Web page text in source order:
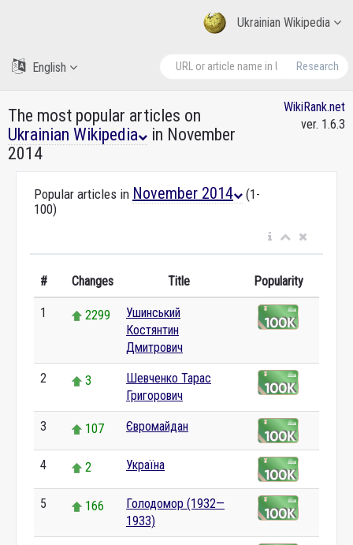
Ukrainian Wikipedia
Research
English
The most popular articles on
Ukrainian Wikipedia
in November
2014
WikiRank.net
ver. 1.6.3
Popular articles in November 2014
(1-
100)
# Changes Title Popularity
1 2299
Ушинський
Костянтин
Дмитрович
2 3
Шевченко Тарас
Григорович
3 107 Євромайдан
4 2 Україна
5 166
Голодомор (1932—
1933)